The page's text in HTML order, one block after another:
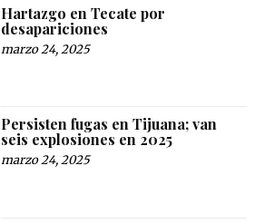
Hartazgo en Tecate por
desapariciones
marzo 24, 2025
Persisten fugas en Tijuana; van
seis explosiones en 2025
marzo 24, 2025